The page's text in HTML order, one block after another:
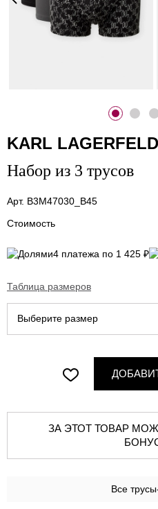
KARL LAGERFELD
Набор из 3 трусов
Арт. B3M47030_B45
Стоимость
4 платежа по 1 425 ₽
Таблица размеров
Выберите размер
ЗА ЭТОТ ТОВАР МОЖНО РАСПЛАТИТЬСЯ
Все